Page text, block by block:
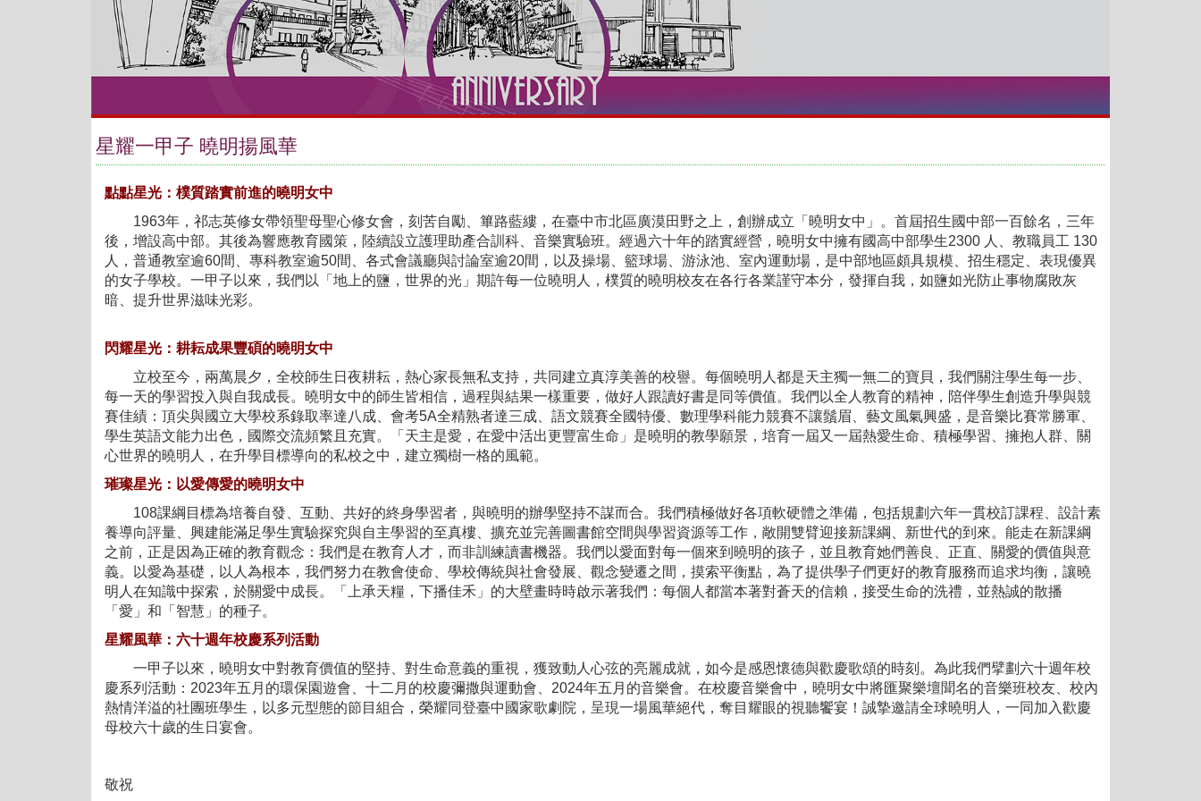
星耀一甲子 曉明揚風華
點點星光：樸質踏實前進的曉明女中
1963年，祁志英修女帶領聖母聖心修女會，刻苦自勵、篳路藍縷，在臺中市北區廣漠田野之上，創辦成立「曉明女中」。首屆招生國中部一百餘名，三年
後，增設高中部。其後為響應教育國策，陸續設立護理助產合訓科、音樂實驗班。經過六十年的踏實經營，曉明女中擁有國高中部學生2300 人、教職員工 130
人，普通教室逾60間、專科教室逾50間、各式會議廳與討論室逾20間，以及操場、籃球場、游泳池、室內運動場，是中部地區頗具規模、招生穩定、表現優異
的女子學校。一甲子以來，我們以「地上的鹽，世界的光」期許每一位曉明人，樸質的曉明校友在各行各業謹守本分，發揮自我，如鹽如光防止事物腐敗灰
暗、提升世界滋味光彩。
閃耀星光：耕耘成果豐碩的曉明女中
立校至今，兩萬晨夕，全校師生日夜耕耘，熱心家長無私支持，共同建立真淳美善的校譽。每個曉明人都是天主獨一無二的寶貝，我們關注學生每一步、
每一天的學習投入與自我成長。曉明女中的師生皆相信，過程與結果一樣重要，做好人跟讀好書是同等價值。我們以全人教育的精神，陪伴學生創造升學與競
賽佳績：頂尖與國立大學校系錄取率達八成、會考5A全精熟者達三成、語文競賽全國特優、數理學科能力競賽不讓鬚眉、藝文風氣興盛，是音樂比賽常勝軍、
學生英語文能力出色，國際交流頻繁且充實。「天主是愛，在愛中活出更豐富生命」是曉明的教學願景，培育一屆又一屆熱愛生命、積極學習、擁抱人群、關
心世界的曉明人，在升學目標導向的私校之中，建立獨樹一格的風範。
璀璨星光：以愛傳愛的曉明女中
108課綱目標為培養自發、互動、共好的終身學習者，與曉明的辦學堅持不謀而合。我們積極做好各項軟硬體之準備，包括規劃六年一貫校訂課程、設計素
養導向評量、興建能滿足學生實驗探究與自主學習的至真樓、擴充並完善圖書館空間與學習資源等工作，敞開雙臂迎接新課綱、新世代的到來。能走在新課綱
之前，正是因為正確的教育觀念：我們是在教育人才，而非訓練讀書機器。我們以愛面對每一個來到曉明的孩子，並且教育她們善良、正直、關愛的價值與意
義。以愛為基礎，以人為根本，我們努力在教會使命、學校傳統與社會發展、觀念變遷之間，摸索平衡點，為了提供學子們更好的教育服務而追求均衡，讓曉
明人在知識中探索，於關愛中成長。「上承天糧，下播佳禾」的大壁畫時時啟示著我們：每個人都當本著對蒼天的信賴，接受生命的洗禮，並熱誠的散播
「愛」和「智慧」的種子。
星耀風華：六十週年校慶系列活動
一甲子以來，曉明女中對教育價值的堅持、對生命意義的重視，獲致動人心弦的亮麗成就，如今是感恩懷德與歡慶歌頌的時刻。為此我們擘劃六十週年校
慶系列活動：2023年五月的環保園遊會、十二月的校慶彌撒與運動會、2024年五月的音樂會。在校慶音樂會中，曉明女中將匯聚樂壇聞名的音樂班校友、校內
熱情洋溢的社團班學生，以多元型態的節目組合，榮耀同登臺中國家歌劇院，呈現一場風華絕代，奪目耀眼的視聽饗宴！誠摯邀請全球曉明人，一同加入歡慶
母校六十歲的生日宴會。
敬祝